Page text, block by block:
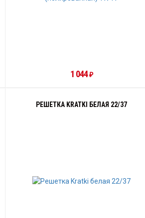
1 044₽
РЕШЕТКА KRATKI БЕЛАЯ 22/37